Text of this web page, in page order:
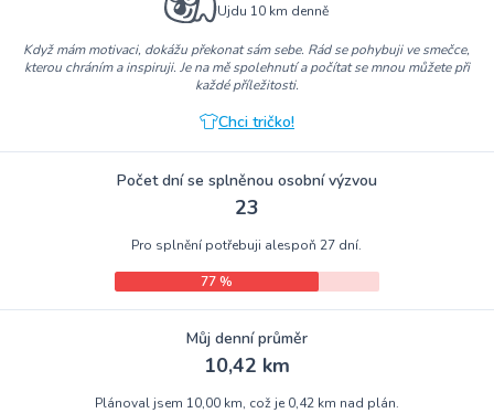
Ujdu 10 km denně
Když mám motivaci, dokážu překonat sám sebe. Rád se pohybuji ve smečce,
kterou chráním a inspiruji. Je na mě spolehnutí a počítat se mnou můžete při
každé příležitosti.
Chci tričko!
Počet dní se splněnou osobní výzvou
23
Pro splnění potřebuji alespoň 27 dní.
77 %
Můj denní průměr
10,42 km
Plánoval jsem 10,00 km, což je 0,42 km nad plán.